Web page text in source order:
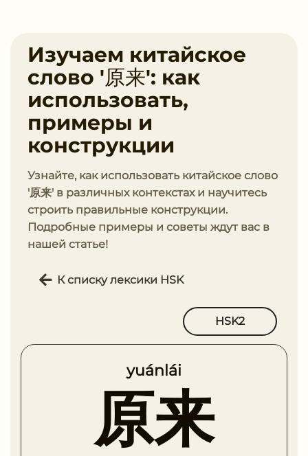
Изучаем китайское
слово '原来': как
использовать,
примеры и
конструкции
Узнайте, как использовать китайское слово
'原来' в различных контекстах и научитесь
строить правильные конструкции.
Подробные примеры и советы ждут вас в
нашей статье!
К списку лексики HSK
HSK2
yuánlái
原来